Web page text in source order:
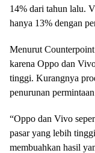
14% dari tahun lalu.
hanya 13% dengan
Menurut
karena Oppo dan
tinggi. Kurangnya
penurunan
“Oppo dan Vivo
pasar yang lebih
membuahkan hasil